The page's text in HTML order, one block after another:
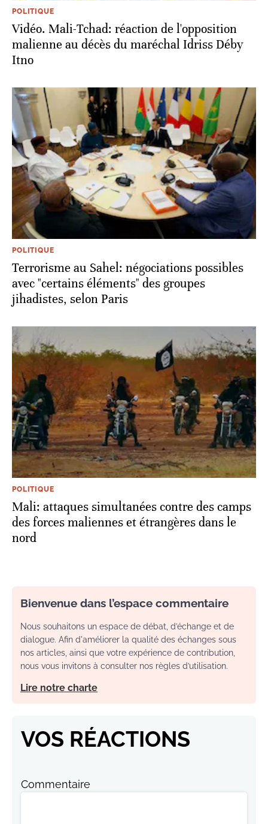
POLITIQUE
Vidéo. Mali-Tchad: réaction de l'opposition
malienne au décès du maréchal Idriss Déby
Itno
POLITIQUE
Terrorisme au Sahel: négociations possibles
avec "certains éléments" des groupes
jihadistes, selon Paris
POLITIQUE
Mali: attaques simultanées contre des camps
des forces maliennes et étrangères dans le
nord
Bienvenue dans l’espace commentaire
Nous souhaitons un espace de débat, d’échange et de
dialogue. Afin d'améliorer la qualité des échanges sous
nos articles, ainsi que votre expérience de contribution,
nous vous invitons à consulter nos règles d’utilisation.
Lire notre charte
VOS RÉACTIONS
Commentaire